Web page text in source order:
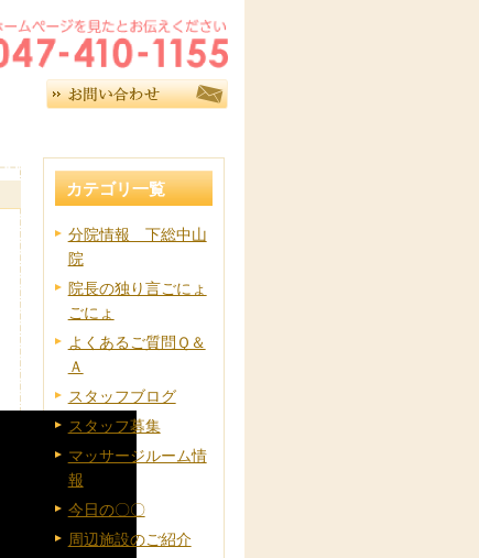
カテゴリ一覧
分院情報 下総中山
院
院長の独り言ごにょ
ごにょ
よくあるご質問Ｑ＆
Ａ
スタッフブログ
スタッフ募集
マッサージルーム情
報
今日の〇〇
周辺施設のご紹介